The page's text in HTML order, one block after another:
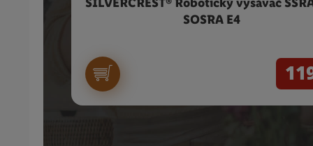
SILVERCREST® Robotický vysávač
SOSRA E4